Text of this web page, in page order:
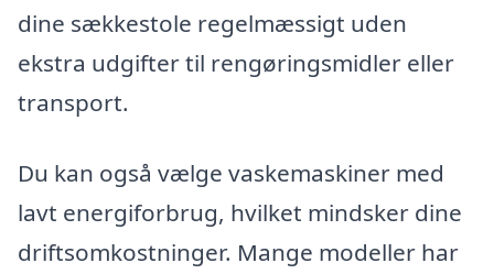
dine sækkestole regelmæssigt uden
ekstra udgifter til rengøringsmidler eller
transport.
Du kan også vælge vaskemaskiner med
lavt energiforbrug, hvilket mindsker dine
driftsomkostninger. Mange modeller har